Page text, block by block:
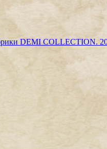
DEMI COLLECTION.